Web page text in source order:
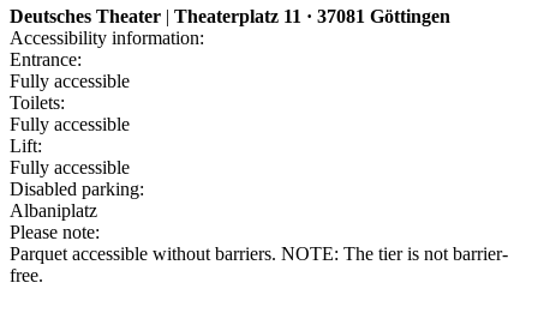
Deutsches Theater | Theaterplatz 11 · 37081 Göttingen
Accessibility information:
Entrance:
Fully accessible
Toilets:
Fully accessible
Lift:
Fully accessible
Disabled parking:
Albaniplatz
Please note:
Parquet accessible without barriers. NOTE: The tier is not barrier-
free.